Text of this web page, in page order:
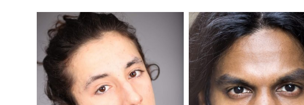
Altezza
: 178
Peso
: 75
Regione
Età
: 28
Altezza
: 170
Peso
: 65
Regione
: Marche